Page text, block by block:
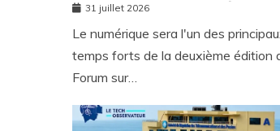
SEPTAFRIQUE GROUPE RÉUNIRA
GOTHA DE L’ÉCONOMIE
LE 10 AOÛT À DAKAR
31 juillet 2026
Le numérique sera l'un des
temps forts de la deuxième édition
Forum sur…